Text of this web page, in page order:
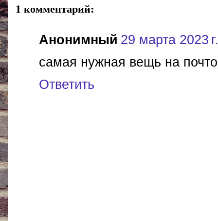
1 комментарий:
Анонимный 29 марта 2023
самая нужная вещь на
Ответить